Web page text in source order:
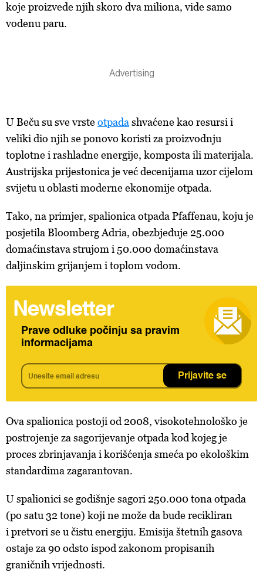
koje proizvede njih skoro dva miliona, vide samo
vodenu paru.
U Beču su sve vrsteotpada shvaćene kao resursi i
veliki dio njih se ponovo koristi za proizvodnju
toplotne i rashladne energije, komposta ili materijala.
Austrijska prijestonica je već decenijama uzor cijelom
svijetu u oblasti moderne ekonomije otpada.
Tako, na primjer, spalionica otpada Pfaffenau, koju je
posjetila Bloomberg Adria, obezbjeđuje 25.000
domaćinstava strujom i 50.000 domaćinstava
daljinskim grijanjem i toplom vodom.
Newsletter
Prave odluke počinju sa pravim
informacijama
Prijavite se
Ova spalionica postoji od 2008, visokotehnološko je
postrojenje za sagorijevanje otpada kod kojeg je
proces zbrinjavanja i korišćenja smeća po ekološkim
standardima zagarantovan.
U spalionici se godišnje sagori 250.000 tona otpada
(po satu 32 tone) koji ne može da bude recikliran
i pretvori se u čistu energiju. Emisija štetnih gasova
ostaje za 90 odsto ispod zakonom propisanih
graničnih vrijednosti.